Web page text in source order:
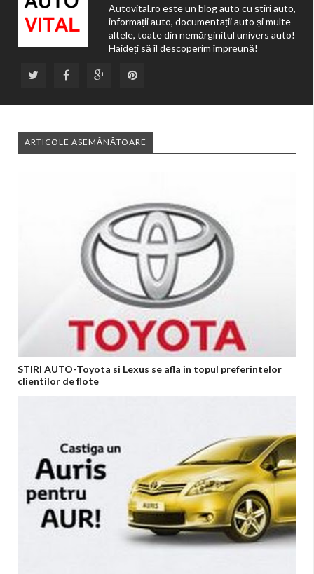
Autovital.ro este un blog auto cu știri auto,
informații auto, documentații auto și multe
altele, toate din nemărginitul univers auto!
Haideți să îl descoperim împreună!
ARTICOLE ASEMĂNĂTOARE
STIRI AUTO-Toyota si Lexus se afla in topul preferintelor
clientilor de flote